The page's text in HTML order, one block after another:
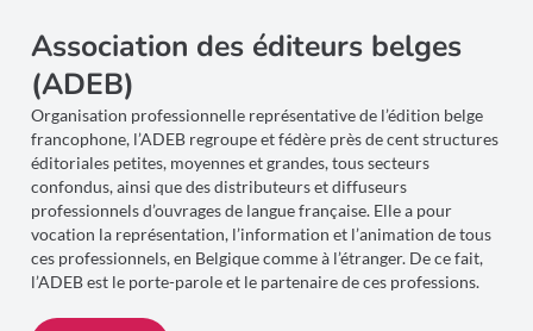
Association des éditeurs belges
(ADEB)
Organisation professionnelle représentative de l’édition belge
francophone, l’ADEB regroupe et fédère près de cent structures
éditoriales petites, moyennes et grandes, tous secteurs
confondus, ainsi que des distributeurs et diffuseurs
professionnels d’ouvrages de langue française. Elle a pour
vocation la représentation, l’information et l’animation de tous
ces professionnels, en Belgique comme à l’étranger. De ce fait,
l’ADEB est le porte-parole et le partenaire de ces professions.